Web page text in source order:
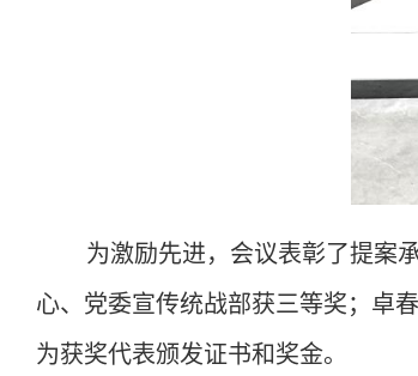
为激励先进，会议表彰了提案
心、党委宣传统战部获三等奖；卓
为获奖代表颁发证书和奖金。